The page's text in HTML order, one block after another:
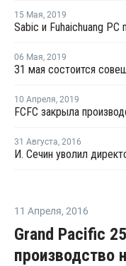
15 Мая, 2019
06 Мая, 2019
10 Апреля, 2019
31 Августа, 2016
11 Апреля, 2016
Grand Pacific
производство